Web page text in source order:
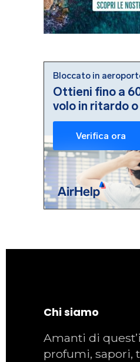
Chi siamo
Amanti di
profumi, sapori,